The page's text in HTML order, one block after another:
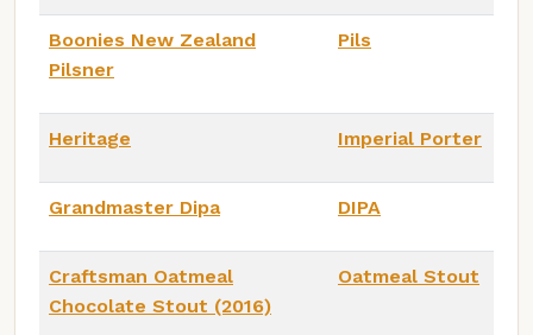
Boonies New Zealand
Pilsner
Pils
Heritage Imperial Porter
Grandmaster Dipa DIPA
Craftsman Oatmeal
Chocolate Stout (2016)
Oatmeal Stout